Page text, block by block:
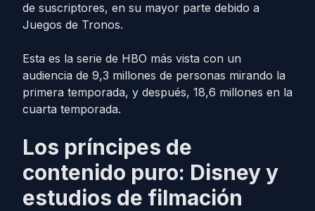
de suscriptores, en su mayor parte debido a
Juegos de Tronos.
Esta es la serie de HBO más vista con un
audiencia de 9,3 millones de personas mirando la
primera temporada, y después, 18,6 millones en la
cuarta temporada.
Los príncipes de
contenido puro: Disney y
estudios de filmación